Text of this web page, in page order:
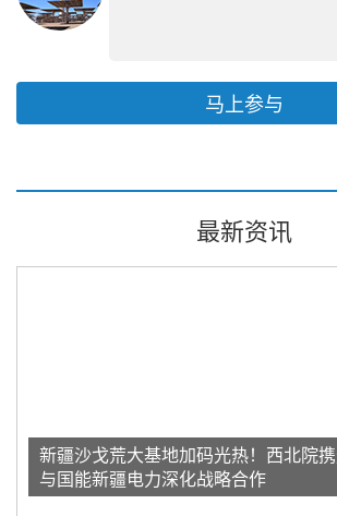
马上参与
最新资讯
新疆沙戈荒大基地加码光热！西北院
与国能新疆电力深化战略合作